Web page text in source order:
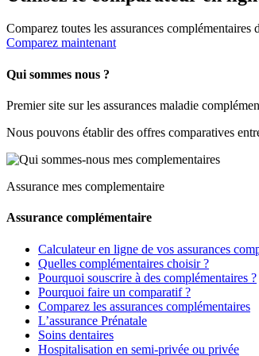
Comparez toutes les assurances
Comparez maintenant
Qui sommes nous ?
Premier site sur les assurances maladie
Nous pouvons établir des offres comparatives
Assurance mes complementaire
Assurance complémentaire
Calculateur en ligne de vos assurances
Quelles complémentaires choisir ?
Pourquoi souscrire à des complémentaires ?
Pourquoi faire un comparatif ?
Comparez les assurances complémentaires
L’assurance Prénatale
Soins dentaires
Hospitalisation en semi-privée ou privée